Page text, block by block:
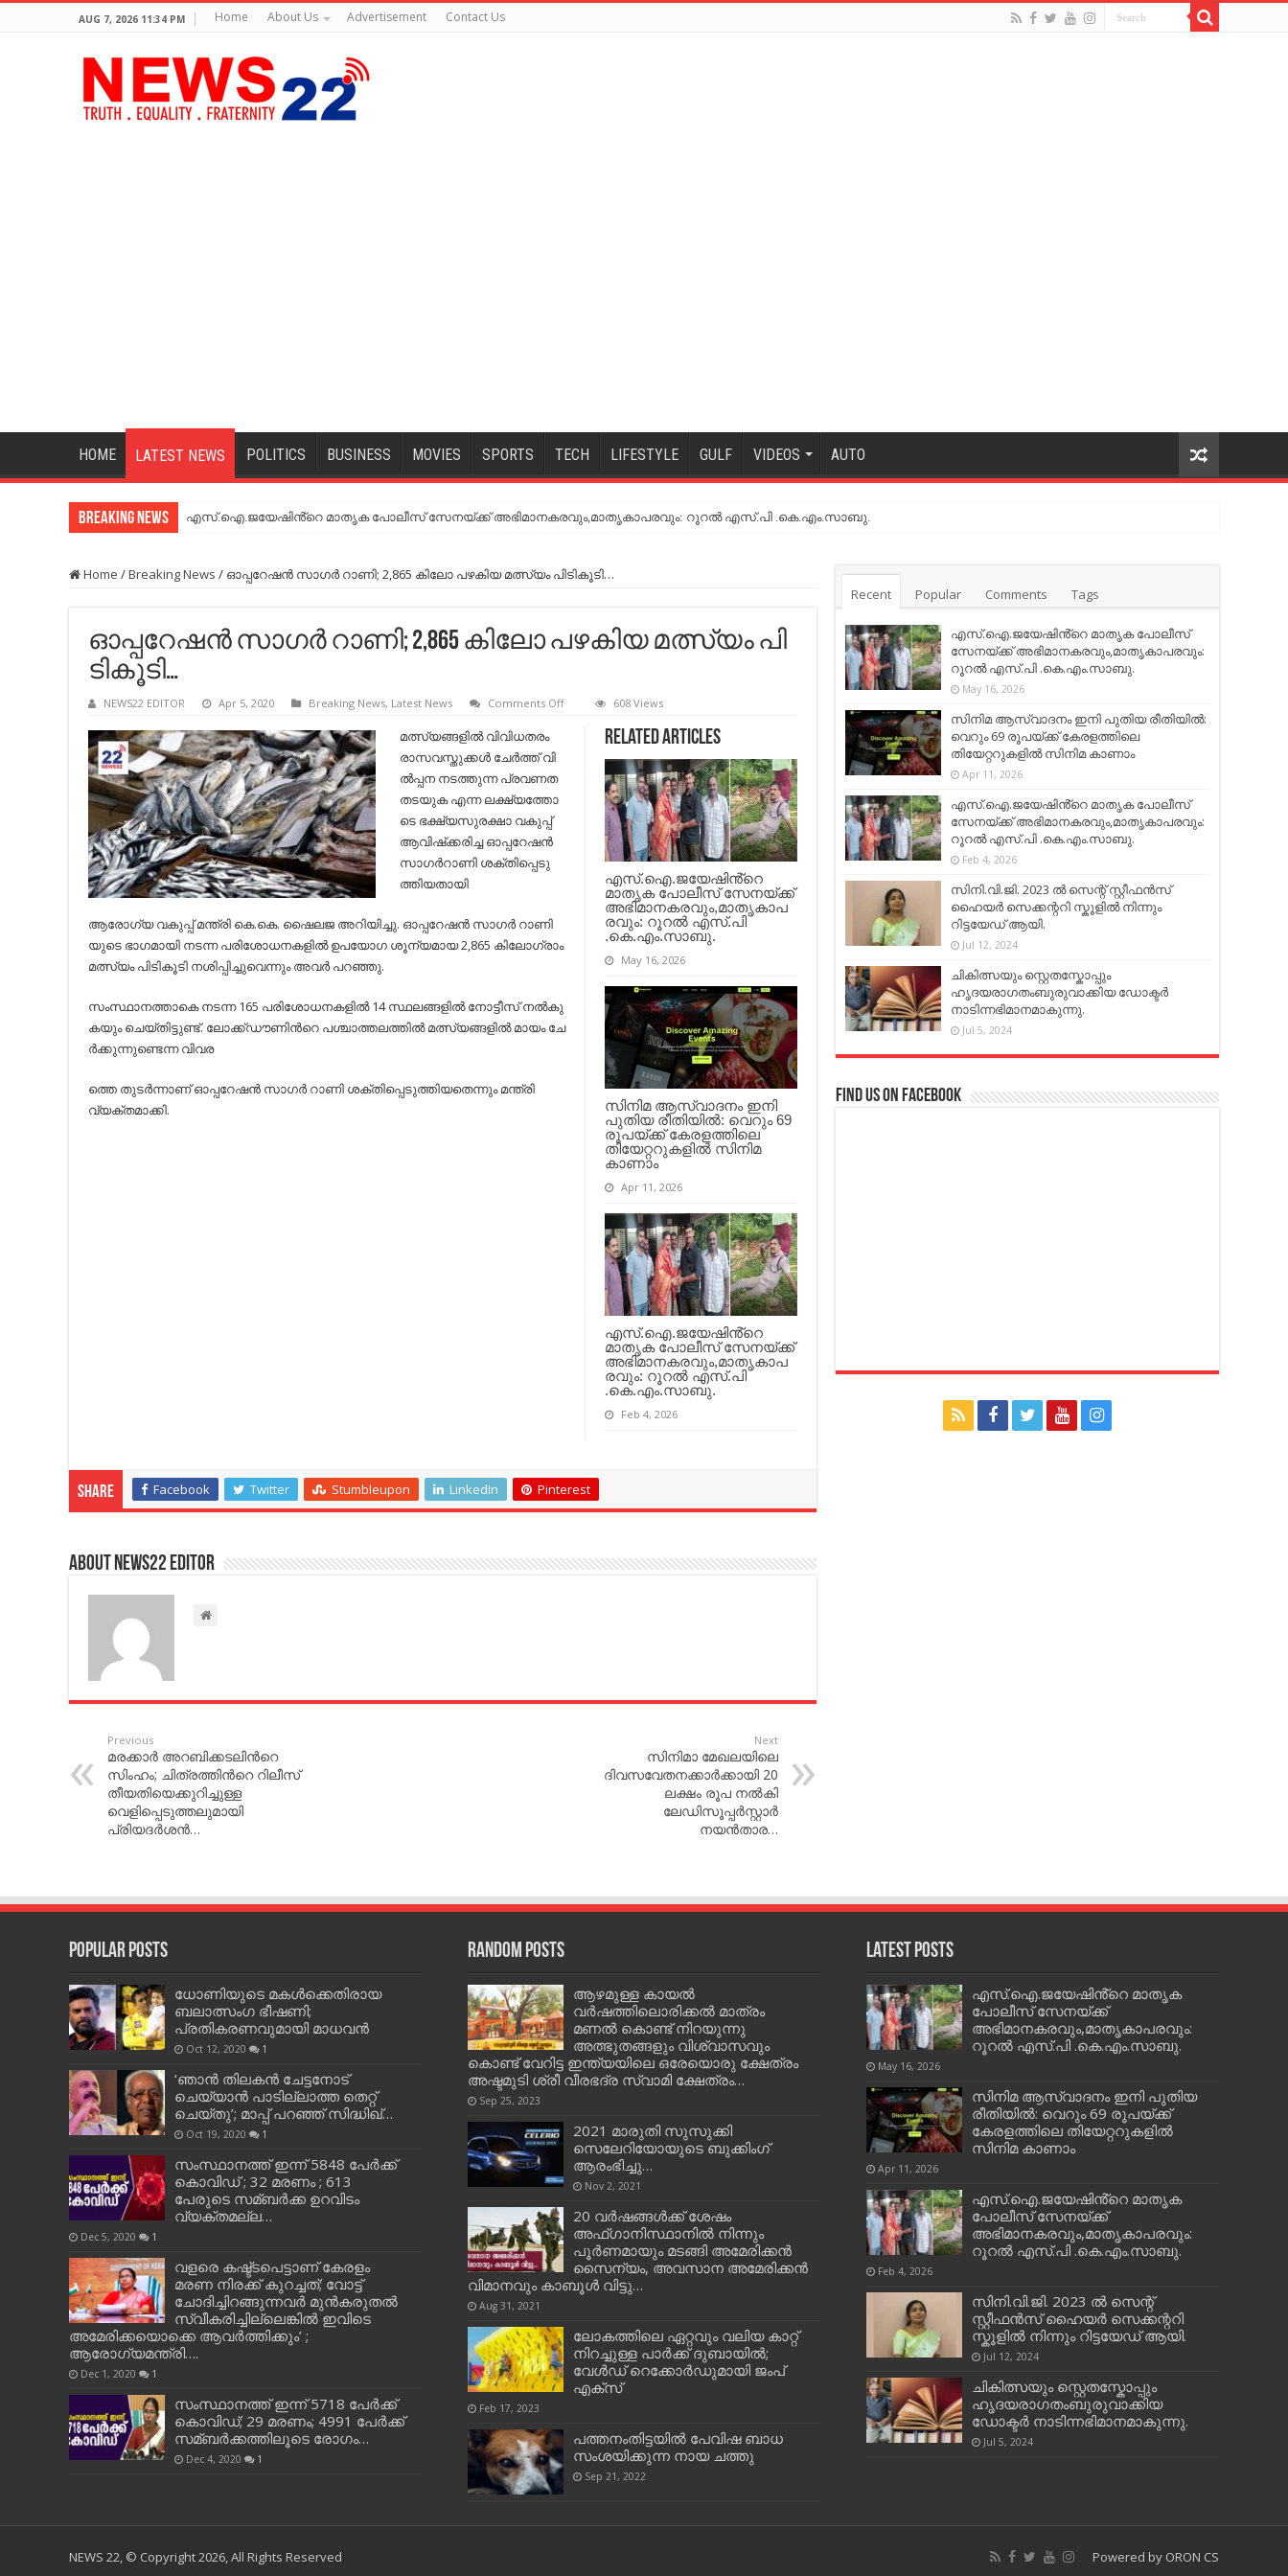
AUG 7, 2026 11:34 PM Home About Us Advertisement Contact Us
HOME LATEST NEWS POLITICS BUSINESS MOVIES SPORTS TECH LIFESTYLE GULF VIDEOS AUTO
Breaking News എസ്.ഐ.ജയേഷിൻ്റെ മാതൃക പോലീസ് സേനയ്ക്ക് അഭിമാനകരവും,മാതൃകാപരവും: റൂറൽ എസ്.പി .കെ.എം.സാബു.
Home /Breaking News / ഓ​പ്പ​റേ​ഷ​ന്‍ സാ​ഗ​ര്‍ റാ​ണി; 2,865 കി​ലോ പഴകിയ മ​ത്സ്യം പി​ടികൂടി…
ഓ​പ്പ​റേ​ഷ​ന്‍ സാ​ഗ​ര്‍ റാ​ണി; 2,865 കി​ലോ പഴകിയ മ​ത്സ്യം പി​
ടികൂടി…
NEWS22 EDITOR Apr 5, 2020 Breaking News, Latest News Comments Offon
പി​
608 Views
Related Articles
എസ്.ഐ.ജയേഷിൻ്റെ
മാതൃക പോലീസ് സേനയ്ക്ക്
അഭിമാനകരവും,മാതൃകാപ
രവും: റൂറൽ എസ്.പി
.കെ.എം.സാബു.
May 16, 2026
സിനിമ ആസ്വാദനം ഇനി
പുതിയ രീതിയിൽ: വെറും 69
രൂപയ്ക്ക് കേരളത്തിലെ
തിയേറ്ററുകളിൽ സിനിമ
കാണാം
Apr 11, 2026
എസ്.ഐ.ജയേഷിൻ്റെ
മാതൃക പോലീസ് സേനയ്ക്ക്
അഭിമാനകരവും,മാതൃകാപ
രവും: റൂറൽ എസ്.പി
.കെ.എം.സാബു.
Feb 4, 2026
മ​ത്സ്യ​ങ്ങ​ളി​ല്‍ വി​വി​ധ​ത​രം
രാ​സ​വ​സ്തു​ക്ക​ള്‍ ചേ​ര്‍​ത്ത് വി​
ല്‍​പ്പ​ന ന​ട​ത്തു​ന്ന പ്ര​വ​ണ​ത
ത​ട​യു​ക എ​ന്ന ല​ക്ഷ്യ​ത്തോ​
ടെ ഭ​ക്ഷ്യ​സു​ര​ക്ഷാ വ​കു​പ്പ്
ആ​വി​ഷ്‌​ക്ക​രി​ച്ച ഓ​പ്പ​റേ​ഷ​ന്‍
സാ​ഗ​ര്‍​റാ​ണി ശ​ക്തി​പ്പെ​ടു​
ത്തി​യ​താ​യി
ആ​രോ​ഗ്യ വ​കു​പ്പ് മ​ന്ത്രി കെ.​കെ. ഷൈ​ല​ജ അറിയിച്ചു. ഓ​പ്പ​റേ​ഷ​ന്‍ സാ​ഗ​ര്‍ റാ​ണി​
യു​ടെ ഭാ​ഗ​മാ​യി ന​ട​ന്ന പ​രി​ശോ​ധ​ന​ക​ളി​ല്‍ ഉ​പ​യോ​ഗ ശൂ​ന്യ​മാ​യ 2,865 കി​ലോ​ഗ്രാം
മ​ത്സ്യം പി​ടി​കൂ​ടി ന​ശി​പ്പി​ച്ചു​വെ​ന്നും അ​വ​ര്‍ പ​റ​ഞ്ഞു.
സം​സ്ഥാ​ന​ത്താ​കെ ന​ട​ന്ന 165 പ​രി​ശോ​ധ​ന​ക​ളി​ല്‍ 14 സ്ഥ​ല​ങ്ങ​ളി​ല്‍ നോ​ട്ടീ​സ് ന​ല്‍​കു​
ക​യും ചെ​യ്തിട്ടുണ്ട്. ലോ​ക്ക്ഡൗ​ണി​ന്‍റെ പ​ശ്ചാ​ത്ത​ല​ത്തി​ല്‍ മ​ത്സ്യ​ങ്ങ​ളി​ല്‍ മാ​യം ചേ​
ര്‍​ക്കു​ന്നു​ണ്ടെ​ന്ന വി​വ​ര​
ത്തെ തു​ട​ര്‍​ന്നാ​ണ് ഓ​പ്പ​റേ​ഷ​ന്‍ സാ​ഗ​ര്‍ റാ​ണി ശ​ക്തി​പ്പെ​ടു​ത്തി​യ​തെ​ന്നും മ​ന്ത്രി
വ്യക്തമാക്കി.
Share Facebook Twitter Stumbleupon LinkedIn Pinterest
About NEWS22 EDITOR
Previous
മരക്കാര്‍ അറബിക്കടലിന്‍റെ
സിംഹം; ചിത്രത്തിന്‍റെ റിലീസ്
തീയതിയെക്കുറിച്ചുള്ള
വെളിപ്പെടുത്തലുമായി
പ്രിയദര്‍ശന്‍…
Next
സിനിമാ മേഖലയിലെ
ദിവസവേതനക്കാര്‍ക്കായി 20
ലക്ഷം രൂപ നല്‍കി
ലേഡിസൂപ്പര്‍സ്റ്റാര്‍
നയന്‍താര…
Recent Popular Comments Tags
എസ്.ഐ.ജയേഷിൻ്റെ മാതൃക പോലീസ്
സേനയ്ക്ക് അഭിമാനകരവും,മാതൃകാപരവും:
റൂറൽ എസ്.പി .കെ.എം.സാബു.
May 16, 2026
സിനിമ ആസ്വാദനം ഇനി പുതിയ രീതിയിൽ:
വെറും 69 രൂപയ്ക്ക് കേരളത്തിലെ
തിയേറ്ററുകളിൽ സിനിമ കാണാം
Apr 11, 2026
എസ്.ഐ.ജയേഷിൻ്റെ മാതൃക പോലീസ്
സേനയ്ക്ക് അഭിമാനകരവും,മാതൃകാപരവും:
റൂറൽ എസ്.പി .കെ.എം.സാബു.
Feb 4, 2026
സിനി.വി.ജി. 2023 ൽ സെന്റ് സ്റ്റീഫൻസ്
ഹൈയർ സെക്കന്ററി സ്കൂളിൽ നിന്നും
റിട്ടയേഡ് ആയി.
Jul 12, 2024
ചികിത്സയും സ്റ്റെതസ്കോപ്പും
ഹൃദയരാഗതംബുരുവാക്കിയ ഡോക്ടർ
നാടിന്നഭിമാനമാകുന്നു.
Jul 5, 2024
Find us on Facebook
Popular Posts
ധോണിയുടെ മകള്‍ക്കെതിരായ
ബലാത്സംഗ ഭീഷണി;
പ്രതികരണവുമായി മാധവന്‍
Oct 12, 2020 1
‘ഞാന്‍ തിലകന്‍ ചേട്ടനോട്
ചെയ്യാന്‍ പാടില്ലാത്ത തെറ്റ്
ചെയ്തു’; മാപ്പ് പറഞ്ഞ് സിദ്ധിഖ്…
Oct 19, 2020 1
സംസ്ഥാനത്ത് ഇന്ന് 5848 പേര്‍ക്ക്
കൊവി‌ഡ് ; 32 മരണം ; 613
പേരുടെ സമ്ബര്‍ക്ക ഉറവിടം
വ്യക്തമല്ല…
Dec 5, 2020 1
വളരെ കഷ്ട്ടപെട്ടാണ് കേരളം
മരണ നിരക്ക് കുറച്ചത്; വോട്ട്
ചോദിച്ചിറങ്ങുന്നവർ മുൻകരുതൽ
സ്വീകരിച്ചില്ലെങ്കിൽ ഇവിടെ
അമേരിക്കയൊക്കെ ആവർത്തിക്കും’ ;
ആരോഗ്യമന്ത്രി….
Dec 1, 2020 1
സംസ്ഥാനത്ത് ഇന്ന് 5718 പേര്‍ക്ക്
കൊവിഡ്; 29 മരണം; 4991 പേര്‍ക്ക്
സമ്ബര്‍ക്കത്തിലൂടെ രോഗം…
Dec 4, 2020 1
Random Posts
ആഴമുള്ള കായൽ
വർഷത്തിലൊരിക്കൽ മാത്രം
മണൽ കൊണ്ട് നിറയുന്നു
അത്ഭുതങ്ങളും വിശ്വാസവും
കൊണ്ട് വേറിട്ട ഇന്ത്യയിലെ ഒരേയൊരു ക്ഷേത്രം
അഷ്ടമുടി ശ്രീ വീരഭദ്ര സ്വാമി ക്ഷേത്രം…
Sep 25, 2023
2021 മാരുതി സുസുക്കി
സെലേറിയോയുടെ ബുക്കിംഗ്
ആരംഭിച്ചു…
Nov 2, 2021
20 വർഷങ്ങൾക്ക് ശേഷം
അഫ്ഗാനിസ്ഥാനിൽ നിന്നും
പൂർണമായും മടങ്ങി അമേരിക്കൻ
സൈന്യം, അവസാന അമേരിക്കൻ
വിമാനവും കാബൂൾ വിട്ടു…
Aug 31, 2021
ലോകത്തിലെ ഏറ്റവും വലിയ കാറ്റ്
നിറച്ചുള്ള പാർക്ക് ദുബായിൽ;
വേൾഡ് റെക്കോർഡുമായി ജംപ്
എക്സ്
Feb 17, 2023
പത്തനംതിട്ടയില്‍ പേവിഷ ബാധ
സംശയിക്കുന്ന നായ ചത്തു
Sep 21, 2022
Latest Posts
എസ്.ഐ.ജയേഷിൻ്റെ മാതൃക
പോലീസ് സേനയ്ക്ക്
അഭിമാനകരവും,മാതൃകാപരവും:
റൂറൽ എസ്.പി .കെ.എം.സാബു.
May 16, 2026
സിനിമ ആസ്വാദനം ഇനി പുതിയ
രീതിയിൽ: വെറും 69 രൂപയ്ക്ക്
കേരളത്തിലെ തിയേറ്ററുകളിൽ
സിനിമ കാണാം
Apr 11, 2026
എസ്.ഐ.ജയേഷിൻ്റെ മാതൃക
പോലീസ് സേനയ്ക്ക്
അഭിമാനകരവും,മാതൃകാപരവും:
റൂറൽ എസ്.പി .കെ.എം.സാബു.
Feb 4, 2026
സിനി.വി.ജി. 2023 ൽ സെന്റ്
സ്റ്റീഫൻസ് ഹൈയർ സെക്കന്ററി
സ്കൂളിൽ നിന്നും റിട്ടയേഡ് ആയി.
Jul 12, 2024
ചികിത്സയും സ്റ്റെതസ്കോപ്പും
ഹൃദയരാഗതംബുരുവാക്കിയ
ഡോക്ടർ നാടിന്നഭിമാനമാകുന്നു.
Jul 5, 2024
Powered by ORON CS
NEWS 22, © Copyright 2026, All Rights Reserved